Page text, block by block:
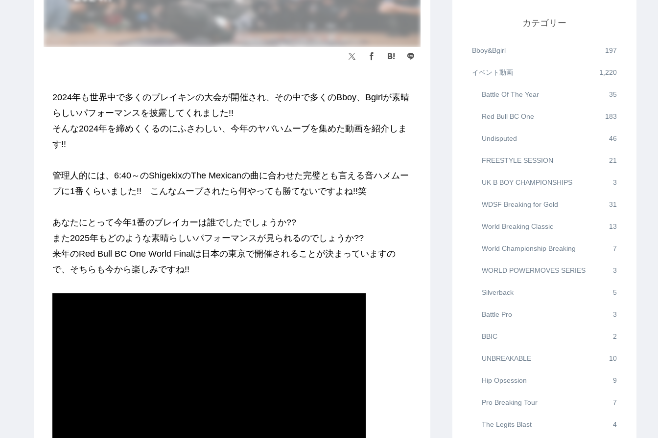
2024年も世界中で多くのブレイキンの大会が開催され、その中で多くのBboy、Bgirlが素晴
らしいパフォーマンスを披露してくれました!!
そんな2024年を締めくくるのにふさわしい、今年のヤバいムーブを集めた動画を紹介しま
す!!
管理人的には、6:40～のShigekixのThe Mexicanの曲に合わせた完璧とも言える音ハメムー
ブに1番くらいました!! こんなムーブされたら何やっても勝てないですよね!!笑
あなたにとって今年1番のブレイカーは誰でしたでしょうか??
また2025年もどのような素晴らしいパフォーマンスが見られるのでしょうか??
来年のRed Bull BC One World Finalは日本の東京で開催されることが決まっていますの
で、そちらも今から楽しみですね!!
カテゴリー
Bboy&Bgirl 197
イベント動画 1,220
Battle Of The Year 35
Red Bull BC One 183
Undisputed 46
FREESTYLE SESSION 21
UK B BOY CHAMPIONSHIPS 3
WDSF Breaking for Gold 31
World Breaking Classic 13
World Championship Breaking 7
WORLD POWERMOVES SERIES 3
Silverback 5
Battle Pro 3
BBIC 2
UNBREAKABLE 10
Hip Opsession 9
Pro Breaking Tour 7
The Legits Blast 4